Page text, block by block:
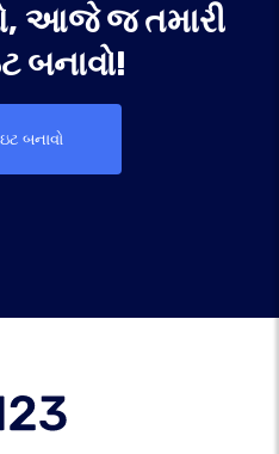
આજે જ તમારી
બનાવો!
બનાવો